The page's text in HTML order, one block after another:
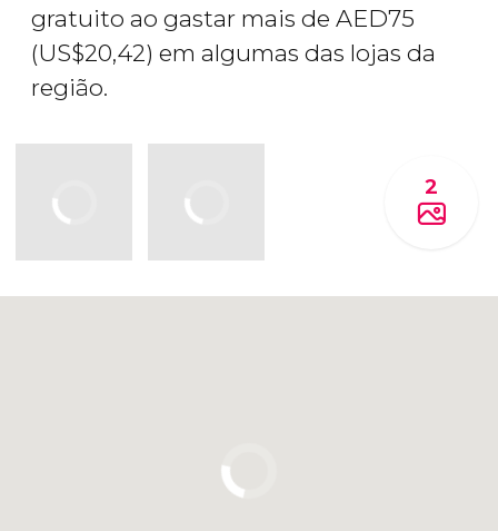
gratuito ao gastar mais de AED75
(US$20,42) em algumas das lojas da
região.
2